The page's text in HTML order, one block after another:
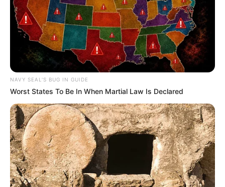
NAVY SEAL'S BUG IN GUIDE
Worst States To Be In When Martial Law Is Declared